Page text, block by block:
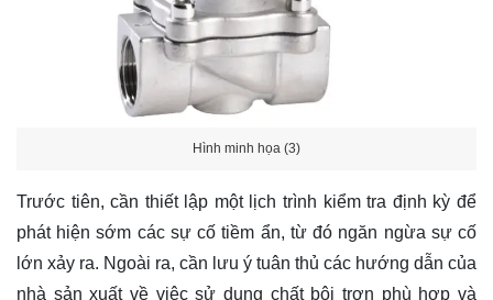
Hình minh họa (3)
Trước tiên, cần thiết lập một lịch trình kiểm tra định kỳ để
phát hiện sớm các sự cố tiềm ẩn, từ đó ngăn ngừa sự cố
lớn xảy ra. Ngoài ra, cần lưu ý tuân thủ các hướng dẫn của
nhà sản xuất về việc sử dụng chất bôi trơn phù hợp và